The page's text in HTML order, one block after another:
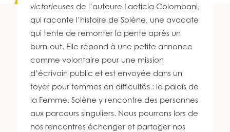
450 447-3576
victorieuses de l’auteure Laeticia Colombani,
qui raconte l’histoire de Solène, une avocate
qui tente de remonter la pente après un
burn-out. Elle répond à une petite annonce
comme volontaire pour une mission
d’écrivain public et est envoyée dans un
foyer pour femmes en difficultés : le palais de
la Femme. Solène y rencontre des personnes
aux parcours singuliers. Nous pourrons lors de
nos rencontres échanger et partager nos